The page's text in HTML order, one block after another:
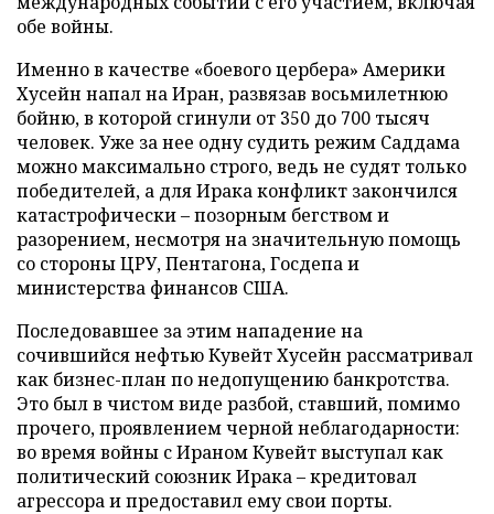
обе войны.
Именно в качестве «боевого цербера» Америки
Хусейн напал на Иран, развязав восьмилетнюю
бойню, в которой сгинули от 350 до 700 тысяч
человек. Уже за нее одну судить режим Саддама
можно максимально строго, ведь не судят только
победителей, а для Ирака конфликт закончился
катастрофически – позорным бегством и
разорением, несмотря на значительную помощь
со стороны ЦРУ, Пентагона, Госдепа и
министерства финансов США.
Последовавшее за этим нападение на
сочившийся нефтью Кувейт Хусейн рассматривал
как бизнес-план по недопущению банкротства.
Это был в чистом виде разбой, ставший, помимо
прочего, проявлением черной неблагодарности:
во время войны с Ираном Кувейт выступал как
политический союзник Ирака – кредитовал
агрессора и предоставил ему свои порты.